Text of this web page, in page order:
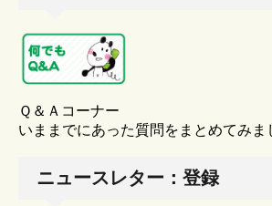
Ｑ＆Ａコーナー
いままでにあった質問をまとめてみま
ニュースレター：登録